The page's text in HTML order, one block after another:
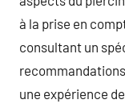
à la prise en
consultant un
une expérience